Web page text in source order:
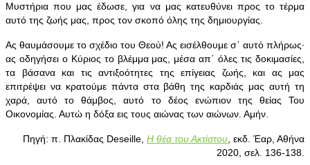
Μυστήρια που μας έδωσε, για να μας κατευθύνει προς το τέρμα
αυτό της ζωής μας, προς τον σκοπό όλης της δημιουργίας.
Ας θαυμάσουμε το σχέδιο του Θεού! Ας εισέλθουμε σ᾿ αυτό πλήρως·
ας οδηγήσει ο Κύριος το βλέμμα μας, μέσα απ᾿ όλες τις δοκιμασίες,
τα βάσανα και τις αντιξοότητες της επίγειας ζωής, και ας μας
επιτρέψει να κρατούμε πάντα στα βάθη της καρδιάς μας αυτή τη
χαρά, αυτό το θάμβος, αυτό το δέος ενώπιον της θείας Του
Οικονομίας. Αυτώ η δόξα εις τους αιώνας των αιώνων. Αμήν.
Πηγή: π. Πλακίδας Deseille, Η θέα του Ακτίστου, εκδ. Έαρ, Αθήνα
2020, σελ. 136-138.